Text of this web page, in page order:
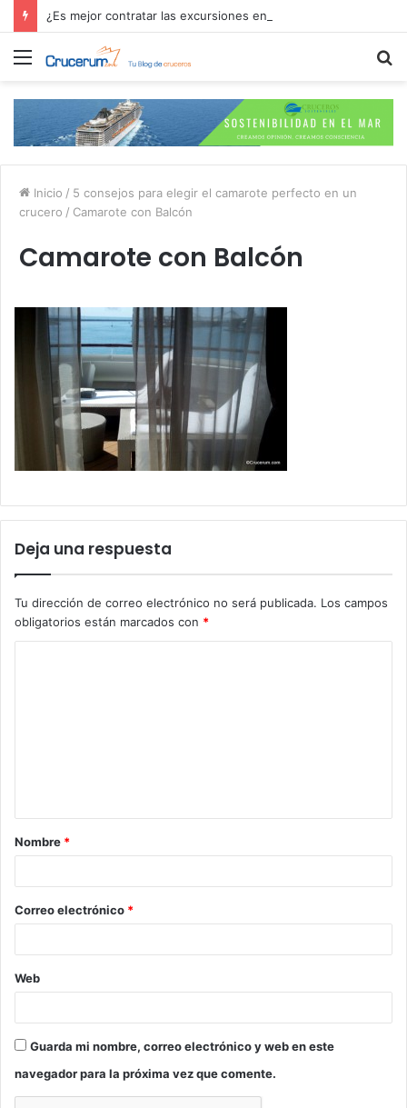
Menú
Inicio / 5 consejos para elegir el camarote perfecto en un
crucero / Camarote con Balcón
Camarote con Balcón
Deja una respuesta
Tu dirección de correo electrónico no será publicada. Los campos
obligatorios están marcados con *
a
r
*
Nombre *
Correo electrónico *
Web
Guarda mi nombre, correo electrónico y web en este
navegador para la próxima vez que comente.